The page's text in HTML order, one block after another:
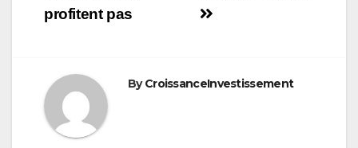
profitent pas
ByCroissanceInvestissement